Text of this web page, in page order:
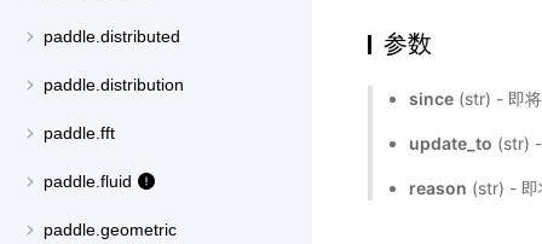
paddle.distributed
paddle.distribution
paddle.fft
paddle.fluid
paddle.geometric
参数
since (str) - 即
update_to (str)
reason (str) - 即